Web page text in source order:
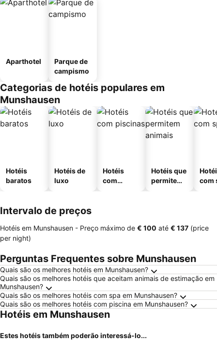
Aparthotel
Parque de
campismo
Categorias de hotéis populares em
Munshausen
Hotéis
baratos
Hotéis de
luxo
Hotéis
com
Hotéis que
permitem
com
Intervalo de preços
Hotéis em Munshausen - Preço máximo de ‎€ 100 até ‎€ 137 (price
per night)
Perguntas Frequentes sobre Munshausen
Quais são os melhores hotéis em Munshausen?
Quais são os melhores hotéis que aceitam animais de estimação em
Munshausen?
Quais são os melhores hotéis com spa em Munshausen?
Quais são os melhores hotéis com piscina em Munshausen?
Hotéis em Munshausen
Estes hotéis também poderão interessá-lo...